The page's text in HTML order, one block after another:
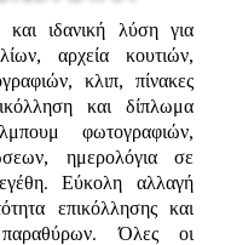
ιδανική λύση για
αρχεία κουτιών,
κλιπ, πίνακες
και δίπλωμα
φωτογραφιών,
ημερολόγια σε
Εύκολη αλλαγή
επικόλλησης και
παραθύρων. Όλες οι